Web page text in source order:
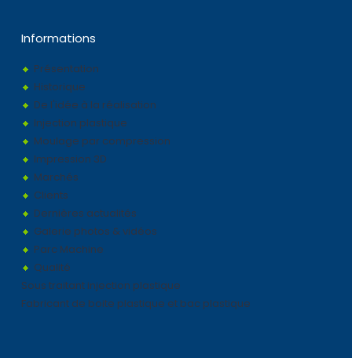
Informations
Présentation
Historique
De l'idée à la réalisation
Injection plastique
Moulage par compression
Impression 3D
Marchés
Clients
Dernières actualités
Galerie photos & vidéos
Parc Machine
Qualité
Sous traitant injection plastique
Fabricant de boite plastique et bac plastique